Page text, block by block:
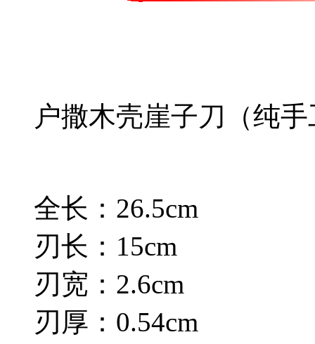
户撒木壳崖子刀（纯
全长：26.5cm
刃长：15cm
刃宽：2.6cm
刃厚：0.54cm